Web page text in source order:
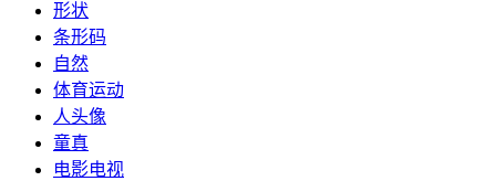
形状
条形码
自然
体育运动
人头像
童真
电影电视